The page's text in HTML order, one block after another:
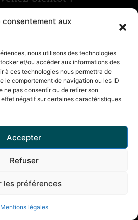
consentement aux
nous utilisons des technologies
et/ou accéder aux informations des
à ces technologies nous permettra de
le comportement de navigation ou les ID
ne pas consentir ou de retirer son
négatif sur certaines caractéristiques
Accepter
Refuser
les préférences
Mentions légales